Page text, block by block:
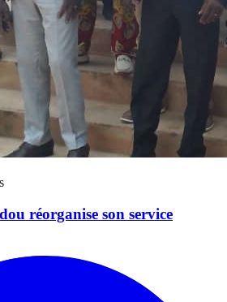
réorganise son service